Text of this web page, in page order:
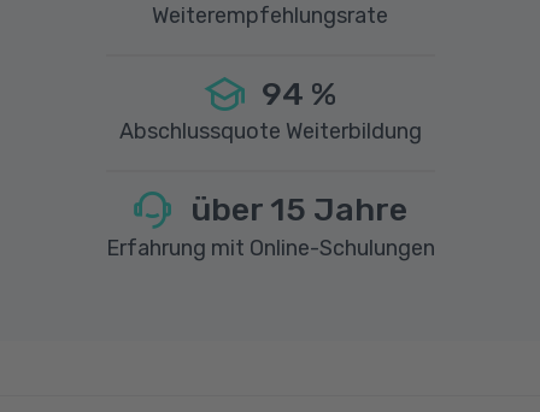
Weiterempfehlungsrate
94 %
Abschlussquote Weiterbildung
über 15 Jahre
Erfahrung mit Online-Schulungen